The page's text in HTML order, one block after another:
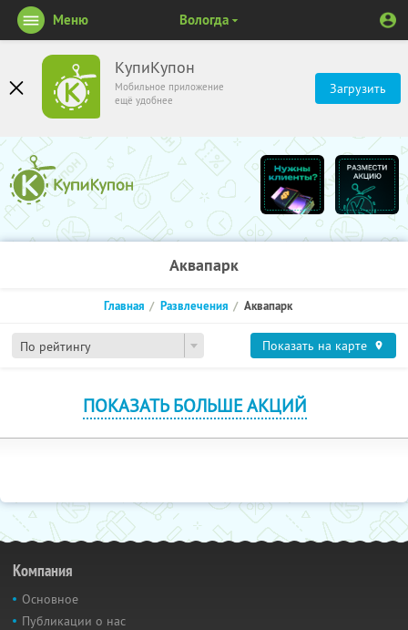
КупиКупон
Мобильное приложение
ещё удобнее
Загрузить
Меню Вологда
Аквапарк
По рейтингу
Главная Развлечения Аквапарк
Показать на карте
ПОКАЗАТЬ БОЛЬШЕ АКЦИЙ
Компания
Основное
Публикации о нас